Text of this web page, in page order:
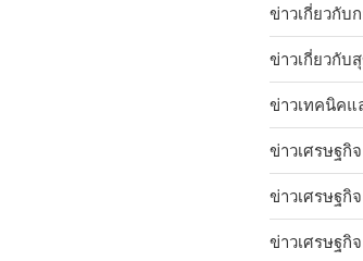
ข่าวเกี่ยวกับ
ข่าวเกี่ยวกับ
ข่าวเทคนิคแ
ข่าวเศรษฐกิจ
ข่าวเศรษฐกิ
ข่าวเศรษฐกิ